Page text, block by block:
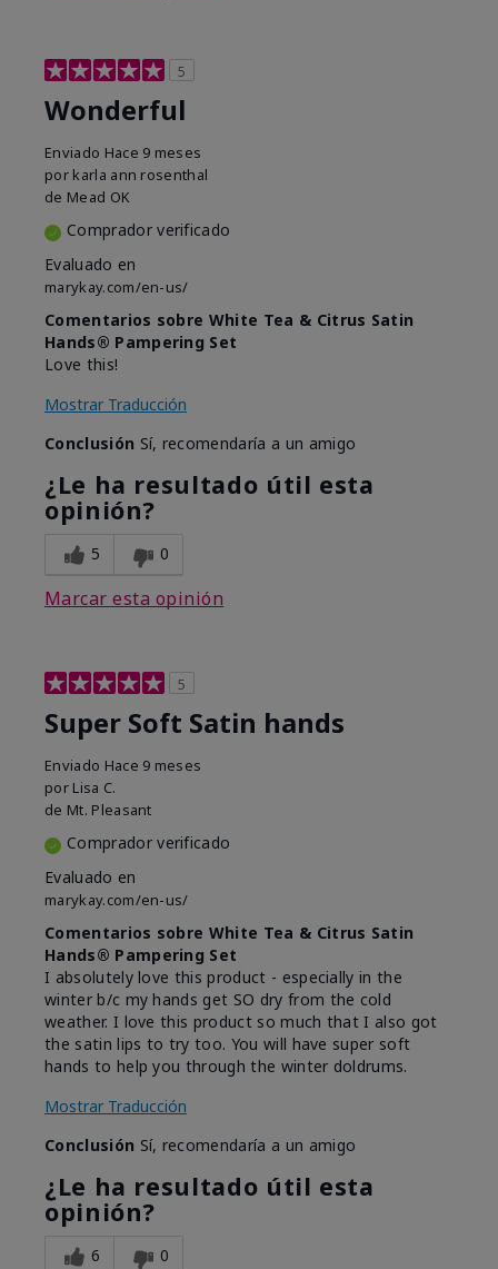
5
Wonderful
Enviado Hace 9 meses
por karla ann rosenthal
de Mead OK
Comprador verificado
Evaluado en
marykay.com/en-us/
Comentarios sobre White Tea & Citrus Satin
Hands® Pampering Set
Love this!
Mostrar Traducción
Conclusión Sí, recomendaría a un amigo
¿Le ha resultado útil esta
opinión?
5 0
Marcar esta opinión
5
Super Soft Satin hands
Enviado Hace 9 meses
por Lisa C.
de Mt. Pleasant
Comprador verificado
Evaluado en
marykay.com/en-us/
Comentarios sobre White Tea & Citrus Satin
Hands® Pampering Set
I absolutely love this product - especially in the
winter b/c my hands get SO dry from the cold
weather. I love this product so much that I also got
the satin lips to try too. You will have super soft
hands to help you through the winter doldrums.
Mostrar Traducción
Conclusión Sí, recomendaría a un amigo
¿Le ha resultado útil esta
opinión?
6 0